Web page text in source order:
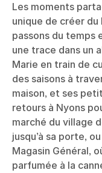
Les moments
unique de créer
passons du temps
une trace dans un
Marie en train de
des saisons à
maison, et ses
retours à Nyons
marché du village
jusqu’à sa porte,
Magasin Général,
parfumée à la